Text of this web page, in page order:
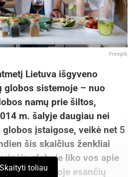
Freepik
Lietuva išgyveno
globos sistemoje – nuo
namų prie šiltos,
m. šalyje daugiau nei
įstaigose, veikė net 5
šis skaičius ženkliai
globoje liko vos apie
globoje esančių
Skaityti toliau